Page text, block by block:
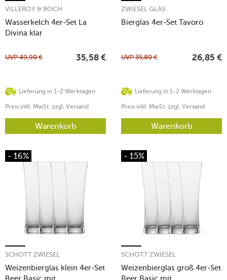
Wasserkelch 4er-Set La
Divina klar
VILLEROY & BOCH
Lieferung in 1-2 Werktagen
UVP49,90 € 35,58 €
Preis inkl. MwSt. zzgl. Versand
Warenkorb
Bierglas 4er-Set Tavoro
ZWIESEL GLAS
Lieferung in 1-2 Werktagen
UVP35,80 € 26,85 €
Preis inkl. MwSt. zzgl. Versand
Warenkorb
- 16%
Weizenbierglas klein 4er-Set
SCHOTT ZWIESEL
- 15%
Weizenbierglas groß 4er-Set
SCHOTT ZWIESEL